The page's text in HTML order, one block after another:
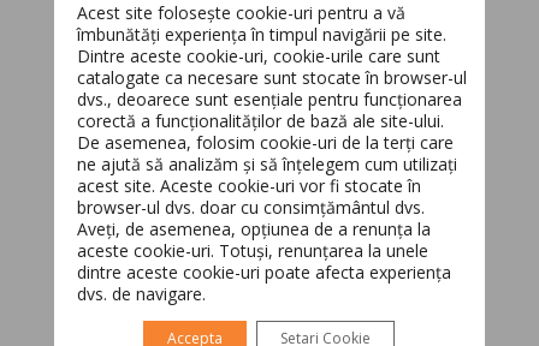
Cele mai citite
Netcity devine
parte a
grupului
Electrogrup
august 8, 2018
Din luna
februarie a acestui an, Netcity Telecom,
operatorul reţelei subterane pentru fibră optică
a...
Switch The Language
Română English
Acest site folosește cookie-uri pentru a vă
îmbunătăți experiența în timpul navigării pe site.
Dintre aceste cookie-uri, cookie-urile care sunt
catalogate ca necesare sunt stocate în browser-ul
dvs., deoarece sunt esențiale pentru funcționarea
corectă a funcționalităților de bază ale site-ului.
De asemenea, folosim cookie-uri de la terți care
ne ajută să analizăm și să înțelegem cum utilizați
acest site. Aceste cookie-uri vor fi stocate în
browser-ul dvs. doar cu consimțământul dvs.
Aveți, de asemenea, opțiunea de a renunța la
aceste cookie-uri. Totuși, renunțarea la unele
dintre aceste cookie-uri poate afecta experiența
dvs. de navigare.
Accepta Setari Cookie